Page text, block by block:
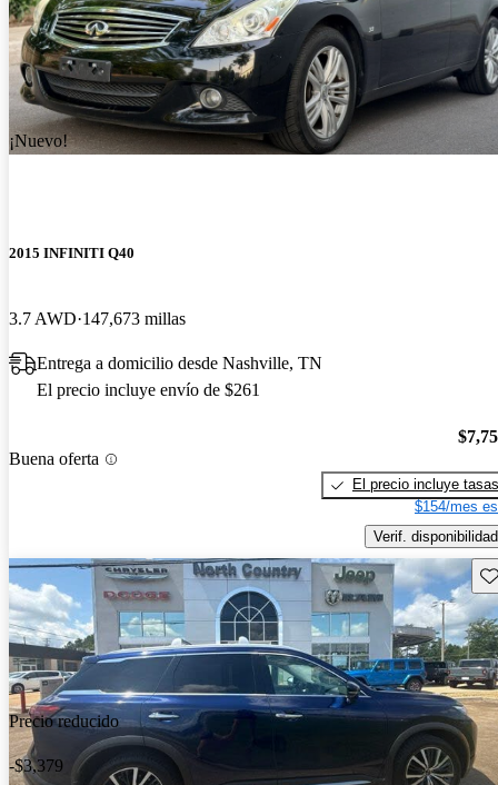
¡Nuevo!
2015 INFINITI Q40
3.7 AWD 147,673 millas
Entrega a domicilio desde Nashville, TN
El precio incluye envío de $261
Buena oferta
El precio incluye tasas
$154/mes
Verif. disponibilidad
Precio reducido
-$3,379